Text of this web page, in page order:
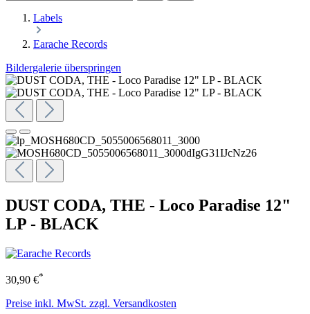
Labels
Earache Records
Bildergalerie überspringen
DUST CODA, THE - Loco Paradise 12"
LP - BLACK
30,90 €*
Preise inkl. MwSt. zzgl. Versandkosten